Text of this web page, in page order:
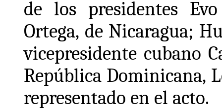
de los presidentes
Ortega, de Nicaragua;
vicepresidente cubano
República Dominicana,
representado en el acto.